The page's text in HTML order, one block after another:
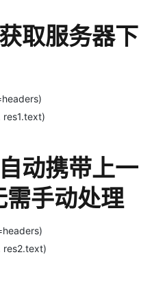
取服务器下
res1.text)
动携带上一
手动处理
res2.text)